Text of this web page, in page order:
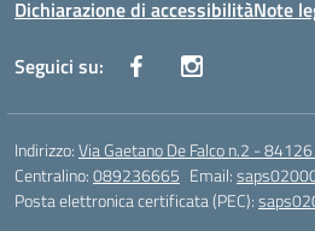
Dichiarazione di accessibilitàNote
Seguici su:
Indirizzo:Via Gaetano De Falco n.2 -
Centralino:089236665 Email:
Posta elettronica certificata (PEC):